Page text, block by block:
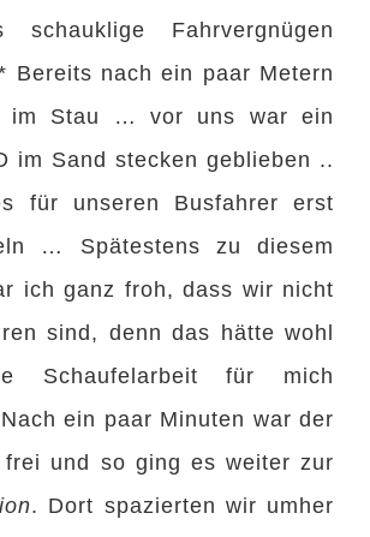
schauklige Fahrvergnügen
Bereits nach ein paar Metern
im Stau … vor uns war ein
im Sand stecken geblieben ..
für unseren Busfahrer erst
… Spätestens zu diesem
ich ganz froh, dass wir nicht
sind, denn das hätte wohl
Schaufelarbeit für mich
ein paar Minuten war der
frei und so ging es weiter zur
. Dort spazierten wir umher